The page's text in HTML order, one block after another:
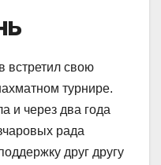
встретил свою
турнире.
и через два года
рада
друг другу